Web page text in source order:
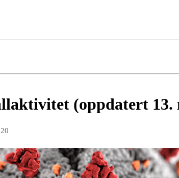
(oppdatert 13.